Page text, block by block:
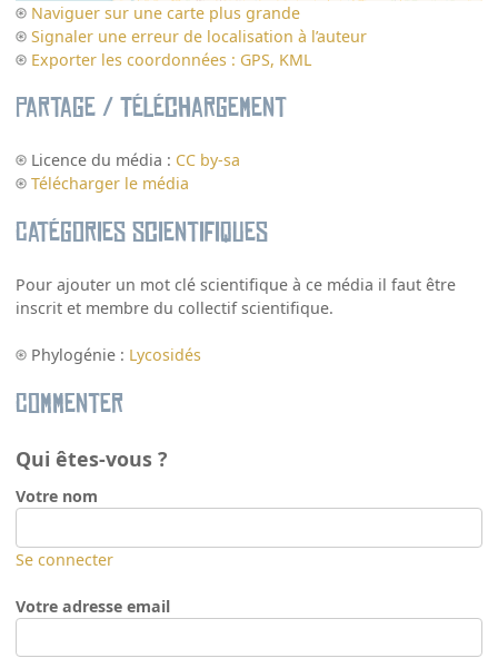
Naviguer sur une carte plus grande
Signaler une erreur de localisation à l’auteur
Exporter les coordonnées : GPS, KML
Partage / Téléchargement
Licence du média : CC by-sa
Télécharger le média
Catégories scientifiques
Pour ajouter un mot clé scientifique à ce média il faut être
inscrit et membre du collectif scientifique.
Phylogénie : Lycosidés
Commenter
Qui êtes-vous ?
Votre nom
Se connecter
Votre adresse email